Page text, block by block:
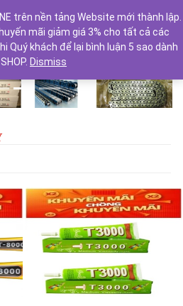
Next
trên nền tảng Website mới thành lập.
mãi giảm giá 3% cho tất cả các
Quý khách để lại bình luận 5 sao dành
Dismiss